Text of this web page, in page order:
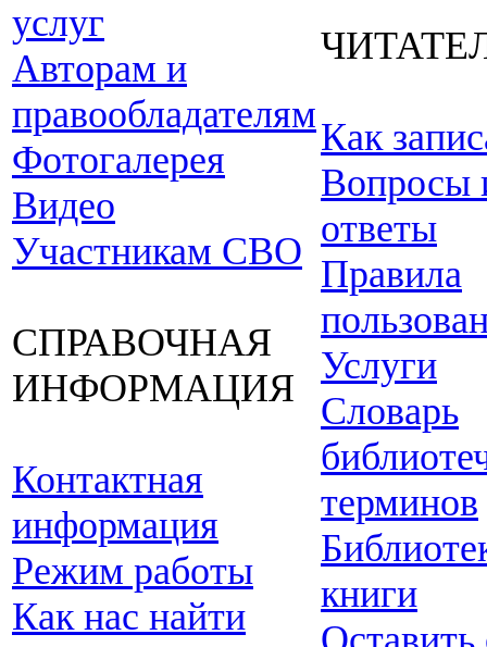
услуг
Авторам и
правообладателям
Фотогалерея
Видео
Участникам СВО
СПРАВОЧНАЯ
ИНФОРМАЦИЯ
Контактная
информация
Режим работы
Как нас найти
Как
Вопросы
ответы
Правила
Услуги
Словарь
терминов
книги